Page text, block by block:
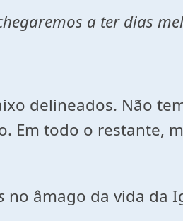
a ter dias
delineados. Não
Em todo o restante,
no âmago da vida da